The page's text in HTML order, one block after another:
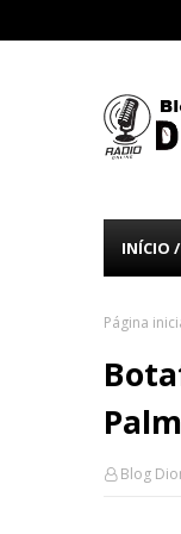
INÍCIO /
Página
Blog